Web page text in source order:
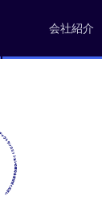
会社紹介